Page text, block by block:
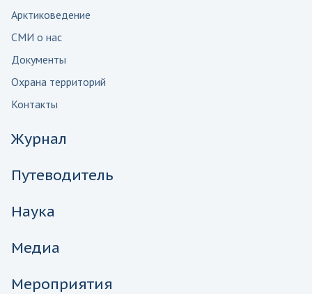
Арктиковедение
СМИ о нас
Документы
Охрана территорий
Контакты
Журнал
Путеводитель
Наука
Медиа
Мероприятия